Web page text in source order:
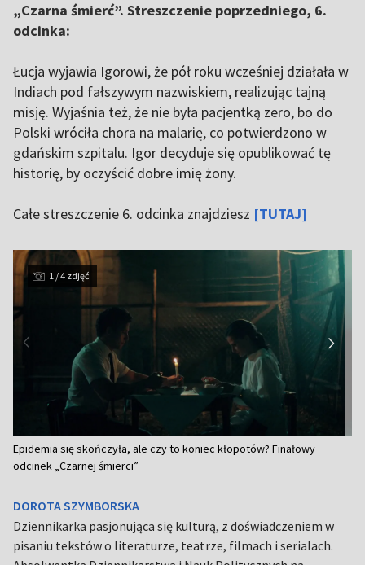
„Czarna śmierć”. Streszczenie poprzedniego, 6.
odcinka:
Łucja wyjawia Igorowi, że pół roku wcześniej działała w
Indiach pod fałszywym nazwiskiem, realizując tajną
misję. Wyjaśnia też, że nie była pacjentką zero, bo do
Polski wróciła chora na malarię, co potwierdzono w
gdańskim szpitalu. Igor decyduje się opublikować tę
historię, by oczyścić dobre imię żony.
Całe streszczenie 6. odcinka znajdziesz [TUTAJ]
1 / 4 zdjęć
Item
1
of
4
Epidemia się skończyła, ale czy to koniec kłopotów? Finałowy
odcinek „Czarnej śmierci”
DOROTA SZYMBORSKA
Dziennikarka pasjonująca się kulturą, z doświadczeniem w
pisaniu tekstów o literaturze, teatrze, filmach i serialach.